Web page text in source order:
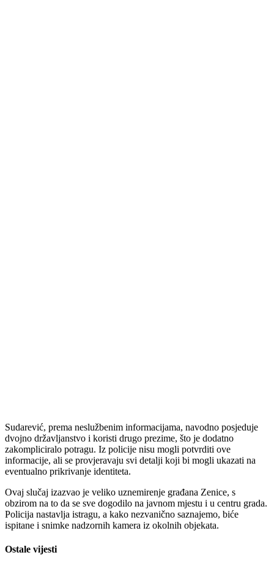
Sudarević, prema neslužbenim informacijama, navodno posjeduje
dvojno državljanstvo i koristi drugo prezime, što je dodatno
zakompliciralo potragu. Iz policije nisu mogli potvrditi ove
informacije, ali se provjeravaju svi detalji koji bi mogli ukazati na
eventualno prikrivanje identiteta.
Ovaj slučaj izazvao je veliko uznemirenje građana Zenice, s
obzirom na to da se sve dogodilo na javnom mjestu i u centru grada.
Policija nastavlja istragu, a kako nezvanično saznajemo, biće
ispitane i snimke nadzornih kamera iz okolnih objekata.
Ostale vijesti